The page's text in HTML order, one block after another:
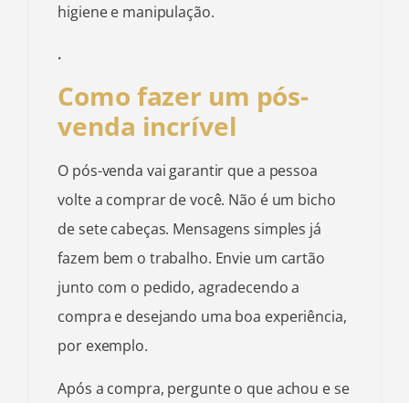
higiene e manipulação.
.
Como fazer um pós-
venda incrível
O pós-venda vai garantir que a pessoa
volte a comprar de você. Não é um bicho
de sete cabeças. Mensagens simples já
fazem bem o trabalho. Envie um cartão
junto com o pedido, agradecendo a
compra e desejando uma boa experiência,
por exemplo.
Após a compra, pergunte o que achou e se